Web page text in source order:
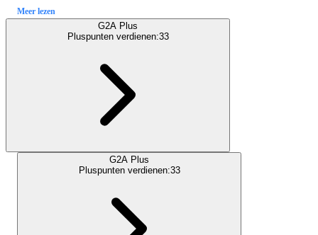
Meer lezen
G2A Plus
Pluspunten verdienen:33
G2A Plus
Pluspunten verdienen:33